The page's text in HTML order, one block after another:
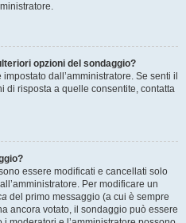
opzioni del sondaggio?
dall’amministratore. Se senti il
di risposta a quelle consentite, contatta
essere modificati e cancellati solo
Per modificare un
del primo messaggio (a cui è sempre
ancora votato, il sondaggio può essere